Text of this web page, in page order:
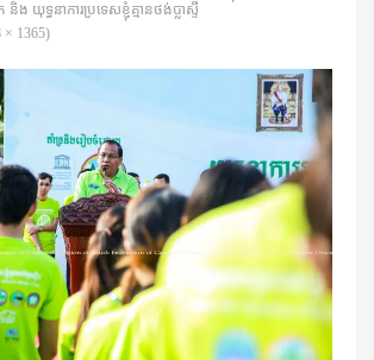
និង យុទ្ធនាការប្រទេសខ្ញុំគ្មានថង់ប្លាស្ទី
× 1365)